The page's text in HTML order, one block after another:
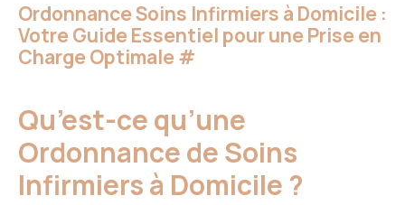
Ordonnance Soins Infirmiers à Domicile :
Votre Guide Essentiel pour une Prise en
Charge Optimale#
Qu’est-ce qu’une
Ordonnance de Soins
Infirmiers à Domicile ?